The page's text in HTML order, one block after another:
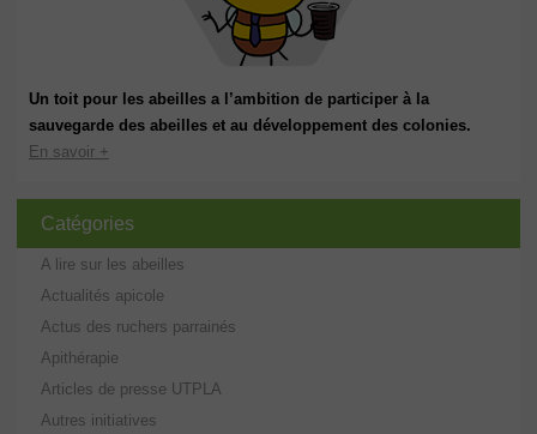
Un toit pour les abeilles a l’ambition de participer à la
sauvegarde des abeilles et au développement des colonies.
En savoir +
Catégories
A lire sur les abeilles
Actualités apicole
Actus des ruchers parrainés
Apithérapie
Articles de presse UTPLA
Autres initiatives